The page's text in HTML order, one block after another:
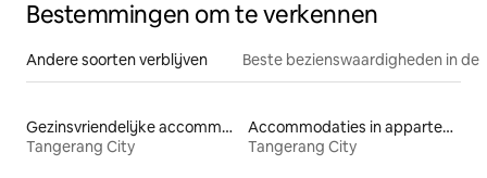
Bestemmingen om te verkennen
Andere soorten verblijven Beste bezienswaardigheden in de
Gezinsvriendelijke accommodaties
Tangerang City
Accommodaties in appartementen met diensten
Tangerang City